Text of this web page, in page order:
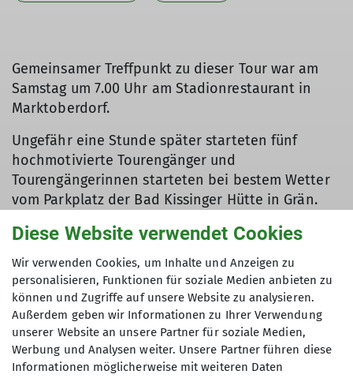
Gemeinsamer Treffpunkt zu dieser Tour war am
Samstag um 7.00 Uhr am Stadionrestaurant in
Marktoberdorf.
Ungefähr eine Stunde später starteten fünf
hochmotivierte Tourengänger und
Tourengängerinnen starteten bei bestem Wetter
vom Parkplatz der Bad Kissinger Hütte in Grän.
ließen uns auf einen schönen Aufstieg bzw. eine
schöne Abfahrt hoffen.
Den Forst- und Wanderweg zur Sebenalpe
konnten wir bis auf ein kurzes Zwischenstück
ohne Probleme bei ausreichend Schnee
zurücklegen.
An der Alpe angekommen, wurde bei strahlendem
Diese Website verwendet Cookies
Wir verwenden Cookies, um Inhalte und Anzeigen zu
personalisieren, Funktionen für soziale Medien anbieten zu
können und Zugriffe auf unsere Website zu analysieren.
Außerdem geben wir Informationen zu Ihrer Verwendung
unserer Website an unsere Partner für soziale Medien,
Werbung und Analysen weiter. Unsere Partner führen diese
Informationen möglicherweise mit weiteren Daten